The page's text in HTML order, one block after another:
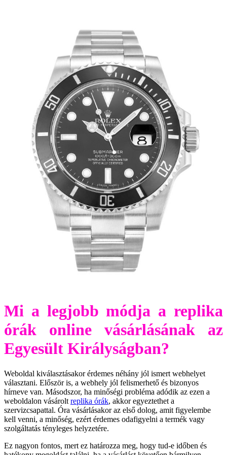
Mi a legjobb módja a replika
órák online vásárlásának az
Egyesült Királyságban?
Weboldal kiválasztásakor érdemes néhány jól ismert webhelyet
választani. Először is, a webhely jól felismerhető és bizonyos
hírneve van. Másodszor, ha minőségi probléma adódik az ezen a
weboldalon vásárolt replika órák, akkor egyeztethet a
szervizcsapattal. Óra vásárlásakor az első dolog, amit figyelembe
kell venni, a minőség, ezért érdemes odafigyelni a termék vagy
szolgáltatás tényleges helyzetére.
Ez nagyon fontos, mert ez határozza meg, hogy tud-e időben és